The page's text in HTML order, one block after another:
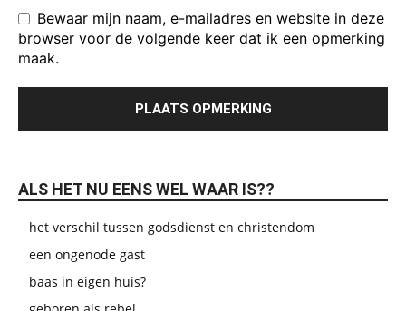
Bewaar mijn naam, e-mailadres en website in deze
browser voor de volgende keer dat ik een opmerking
maak.
ALS HET NU EENS WEL WAAR IS??
het verschil tussen godsdienst en christendom
een ongenode gast
baas in eigen huis?